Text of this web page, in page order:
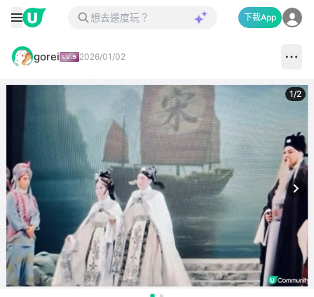
下載App
gorei 2026/01/02
1/2